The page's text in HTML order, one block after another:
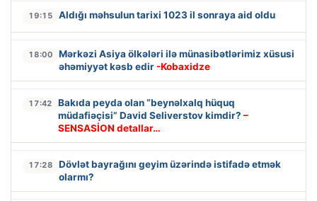
19:15 Aldığı məhsulun tarixi 1023 il sonraya aid oldu
18:00
Mərkəzi Asiya ölkələri ilə münasibətlərimiz xüsusi
əhəmiyyət kəsb edir -Kobaxidze
17:42
Bakıda peyda olan “beynəlxalq hüquq
müdafiəçisi” David Seliverstov kimdir? –
SENSASİON detallar…
17:28
Dövlət bayrağını geyim üzərində istifadə etmək
olarmı?